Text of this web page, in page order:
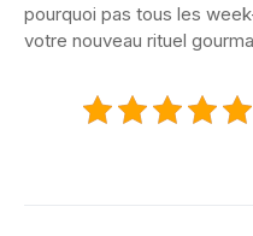
pourquoi pas tous les
votre nouveau rituel